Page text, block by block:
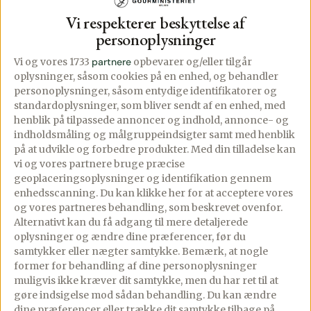
Vi respekterer beskyttelse af
personoplysninger
Vi og vores 1733 partnere opbevarer og/eller tilgår
oplysninger, såsom cookies på en enhed, og behandler
personoplysninger, såsom entydige identifikatorer og
standardoplysninger, som bliver sendt af en enhed, med
henblik på tilpassede annoncer og indhold, annonce- og
indholdsmåling og målgruppeindsigter samt med henblik
på at udvikle og forbedre produkter.Med din tilladelse kan
vi og vores partnere bruge præcise
geoplaceringsoplysninger og identifikation gennem
enhedsscanning. Du kan klikke her for at acceptere vores
og vores partneres behandling, som beskrevet ovenfor.
Alternativt kan du få adgang til mere detaljerede
oplysninger og ændre dine præferencer, før du
samtykker eller nægter samtykke. Bemærk, at nogle
former for behandling af dine personoplysninger
muligvis ikke kræver dit samtykke, men du har ret til at
gøre indsigelse mod sådan behandling. Du kan ændre
Tilsæt piskefløden og rør det godt
sammen.
Bland hvedemel og natron og rør det
sammen med ovenstående blanding. Jeg
bruger gerne en grydeske, og rører dejen
til den er blød og ensartet.
Stil dejen på køl en times tid.
Del dejen i 4-6 klumper, og rul hvert
stykke ud med en kagerulle, på en mel
drysset bord, til en tykkelse på max. 2 mm.